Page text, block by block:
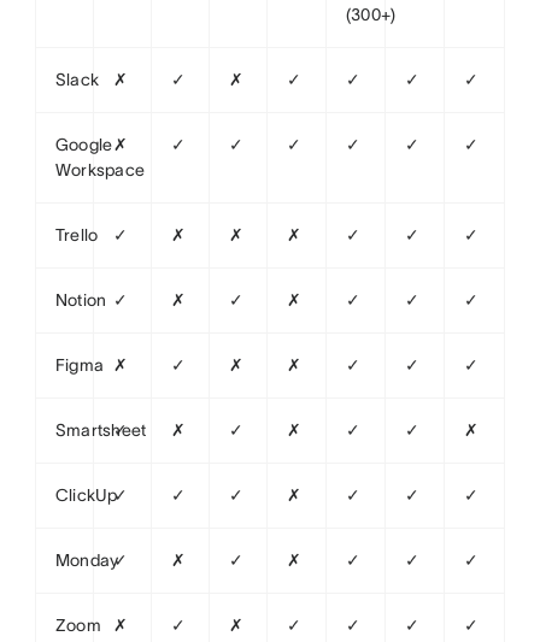
(300+)
Slack ✗ ✓ ✗ ✓ ✓ ✓ ✓
Google
Workspace
✗ ✓ ✓ ✓ ✓ ✓ ✓
Trello ✓ ✗ ✗ ✗ ✓ ✓ ✓
Notion ✓ ✗ ✓ ✗ ✓ ✓ ✓
Figma ✗ ✓ ✗ ✗ ✓ ✓ ✓
Smartsheet
✓ ✗ ✓ ✗ ✓ ✓ ✗
ClickUp✓ ✓ ✓ ✗ ✓ ✓ ✓
Monday✓ ✗ ✓ ✗ ✓ ✓ ✓
Zoom ✗ ✓ ✗ ✓ ✓ ✓ ✓